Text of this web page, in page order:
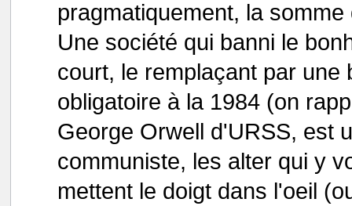
pragmatiquement, la
Une société qui banni le
court, le remplaçant par une
obligatoire à la 1984 (on
George Orwell d'URSS, est
communiste, les alter qui y
mettent le doigt dans l'oeil